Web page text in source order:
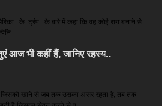
के ट्रंप के बारे में कहा कि वह कोई राय बनाने से
आज भी कहीं हैं, जानिए रहस्य..
जिसको खाने से जब तक उसका असर रहता है, तब तक